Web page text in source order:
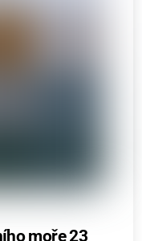
moře 23